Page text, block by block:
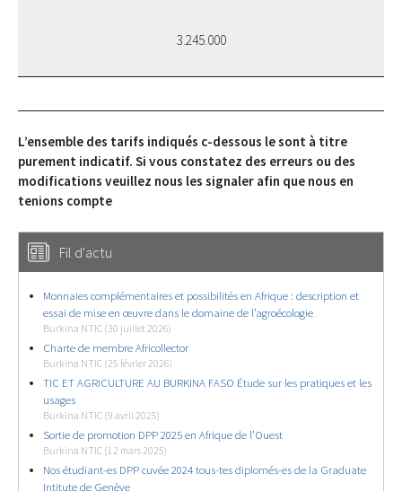
3.245.000
L’ensemble des tarifs indiqués c-dessous le sont à titre
purement indicatif. Si vous constatez des erreurs ou des
modifications veuillez nous les signaler afin que nous en
tenions compte
Fil d'actu
Monnaies complémentaires et possibilités en Afrique : description et
essai de mise en œuvre dans le domaine de l’agroécologie
Burkina NTIC (30 juillet 2026)
Charte de membre Africollector
Burkina NTIC (25 février 2026)
TIC ET AGRICULTURE AU BURKINA FASO Étude sur les pratiques et les
usages
Burkina NTIC (9 avril 2025)
Sortie de promotion DPP 2025 en Afrique de l’Ouest
Burkina NTIC (12 mars 2025)
Nos étudiant-es DPP cuvée 2024 tous-tes diplomés-es de la Graduate
Intitute de Genève